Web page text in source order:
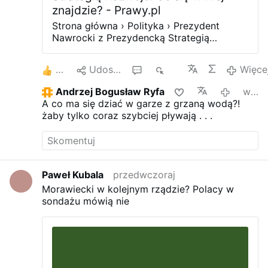
znajdzie? - Prawy.pl
Strona główna › Polityka › Prezydent
Nawrocki z Prezydencką Strategią
Prezydent RP Karol Nawrocki w
przemówieniu podczas obchodów
pierwszej rocznicy swojej prezydentury
zapowiedział zaprezentowanie „w ciągu
kilku miesięcy” Prezydenckiej Strategii
Rozwoju. Szczegóły teraz ujawnił Szef
Gabinetu Prezydenta RP, Paweł
Szefernaker. Prezydencka Strategia
Rozwoju ma się stać „punktem odniesienia
dla najbliższej kampanii parlamentarnej”.
Wierzę głęboko, że prezydencka strategia
rozwoju, która formalnie zostanie
przedstawiona w ciągu kilku miesięcy,
stanie się w najbliższych wyborach
parlamentarnych punktem odniesienia dla
Udostępnij
Andrzej Bogusław Ryfa
wczoraj
A co ma się dziać w garze z grzaną wodą?!
żaby tylko coraz szybciej pływają . . .
Paweł Kubala
przedwczoraj
Morawiecki w kolejnym rządzie? Polacy w
sondażu mówią nie